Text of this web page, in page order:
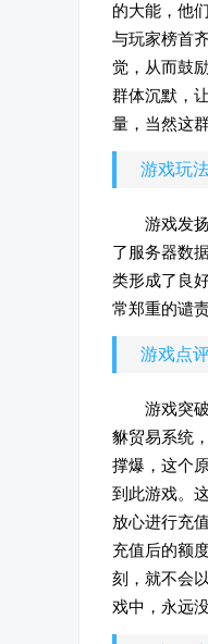
的大能，他
与玩家榜首
觉，从而鼓
群体沉默，
量，当然这
游戏玩
游戏发
了服务器数
类形成了良
常郑重的谴
游戏点
游戏突
貅贸易系统
撑爆，这个
到此游戏。
放心进行充
充值后的额
刻，就不会
戏中，永远